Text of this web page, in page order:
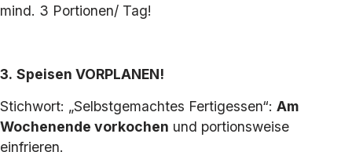
mind. 3 Portionen/ Tag!
3. Speisen VORPLANEN!
Stichwort: „Selbstgemachtes Fertigessen“: Am
Wochenende vorkochen und portionsweise
einfrieren.